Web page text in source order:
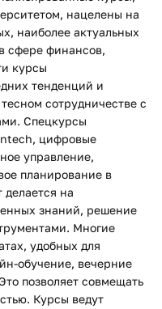
нацелены на
наиболее актуальных
сфере финансов,
курсы
тенденций и
сотрудничестве с
Спецкурсы
цифровые
управление,
планирование в
делается на
знаний, решение
Многие
удобных для
обучение, вечерние
позволяет совмещать
Курсы ведут